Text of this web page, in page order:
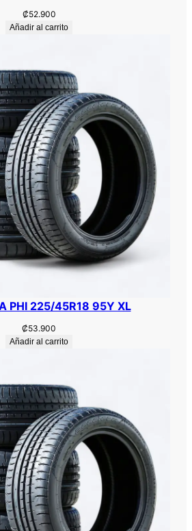
₡52.900
Añadir al carrito
PHI 225/45R18 95Y XL
₡53.900
Añadir al carrito